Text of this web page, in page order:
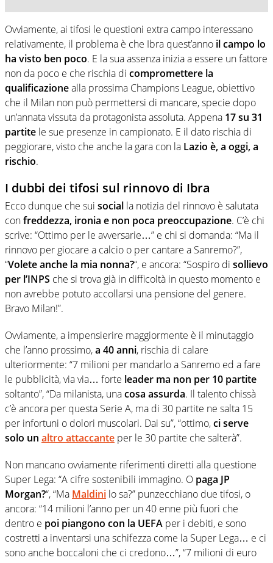
Ovviamente, ai tifosi le questioni extra campo interessano
relativamente, il problema è che Ibra quest’anno il campo lo
ha visto ben poco. E la sua assenza inizia a essere un fattore
non da poco e che rischia di compromettere la
qualificazionealla prossima Champions League, obiettivo
che il Milan non può permettersi di mancare, specie dopo
un’annata vissuta da protagonista assoluta. Appena 17 su 31
partite le sue presenze in campionato. E il dato rischia di
peggiorare, visto che anche la gara con la Lazio è, a oggi, a
rischio.
I dubbi dei tifosi sul rinnovo di Ibra
Ecco dunque che sui social la notizia del rinnovo è salutata
confreddezza, ironia e non poca preoccupazione. C’è chi
scrive: “Ottimo per le avversarie…” e chi si domanda: “Ma il
rinnovo per giocare a calcio o per cantare a Sanremo?”,
“Volete anche la mia nonna?“, e ancora: “Sospiro di sollievo
per l’INPS che si trova già in difficoltà in questo momento e
non avrebbe potuto accollarsi una pensione del genere.
Bravo Milan!”.
Ovviamente, a impensierire maggiormente è il minutaggio
che l’anno prossimo,a 40 anni, rischia di calare
ulteriormente: “7 milioni per mandarlo a Sanremo ed a fare
le pubblicità, via via… forte leader ma non per 10 partite
soltanto”, “Da milanista, unacosa assurda. Il talento chissà
c’è ancora per questa Serie A, ma di 30 partite ne salta 15
per infortuni o dolori muscolari. Dai su”, “ottimo,ci serve
solo un altro attaccante per le 30 partite che salterà”.
Non mancano ovviamente riferimenti diretti alla questione
Super Lega: “A cifre sostenibili immagino. O paga JP
Morgan?“, “Ma Maldini lo sa?” punzecchiano due tifosi, o
ancora: “14 milioni l’anno per un 40 enne più fuori che
dentro e poi piangono con la UEFA per i debiti, e sono
costretti a inventarsi una schifezza come la Super Lega… e ci
sono anche boccaloni che ci credono…”, “7 milioni di euro